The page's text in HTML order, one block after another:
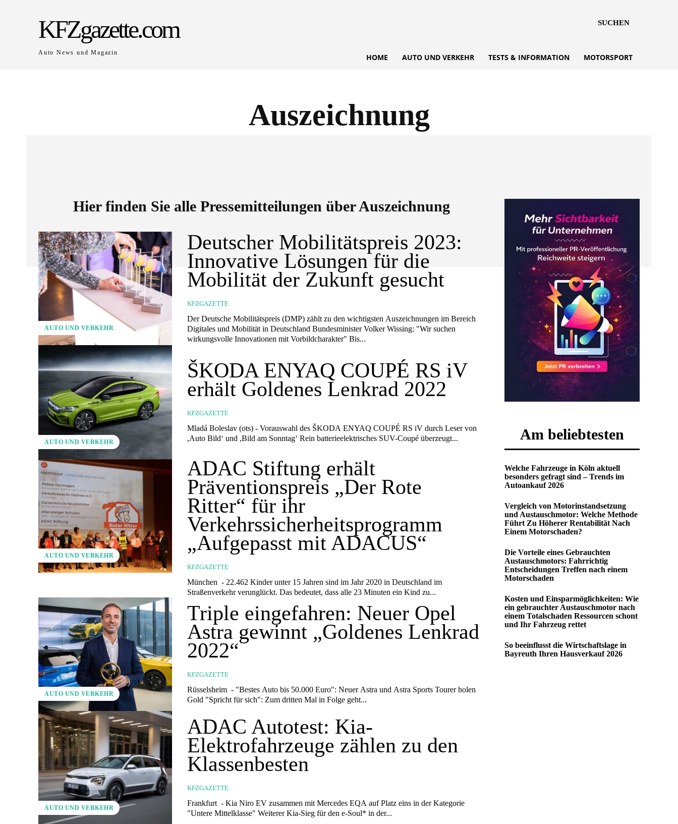
KFZgazette.com
Auto News und Magazin
SUCHEN
HOME AUTO UND VERKEHR TESTS & INFORMATION MOTORSPORT
Auszeichnung
Hier finden Sie alle Pressemitteilungen überAuszeichnung
AUTO UND VERKEHR
Deutscher Mobilitätspreis 2023:
Innovative Lösungen für die
Mobilität der Zukunft gesucht
KFZGAZETTE
Der Deutsche Mobilitätspreis (DMP) zählt zu den wichtigsten Auszeichnungen im Bereich
Digitales und Mobilität in Deutschland Bundesminister Volker Wissing: "Wir suchen
wirkungsvolle Innovationen mit Vorbildcharakter" Bis...
AUTO UND VERKEHR
ŠKODA ENYAQ COUPÉ RS iV
erhält Goldenes Lenkrad 2022
KFZGAZETTE
Mladá Boleslav (ots) - Vorauswahl des ŠKODA ENYAQ COUPÉ RS iV durch Leser von
,Auto Bild‘ und ,Bild am Sonntag‘ Rein batterieelektrisches SUV-Coupé überzeugt...
AUTO UND VERKEHR
ADAC Stiftung erhält
Präventionspreis „Der Rote
Ritter“ für ihr
Verkehrssicherheitsprogramm
„Aufgepasst mit ADACUS“
KFZGAZETTE
München - 22.462 Kinder unter 15 Jahren sind im Jahr 2020 in Deutschland im
Straßenverkehr verunglückt. Das bedeutet, dass alle 23 Minuten ein Kind zu...
AUTO UND VERKEHR
Triple eingefahren: Neuer Opel
Astra gewinnt „Goldenes Lenkrad
2022“
KFZGAZETTE
Rüsselsheim - "Bestes Auto bis 50.000 Euro": Neuer Astra und Astra Sports Tourer holen
Gold "Spricht für sich": Zum dritten Mal in Folge geht...
AUTO UND VERKEHR
ADAC Autotest: Kia-
Elektrofahrzeuge zählen zu den
Klassenbesten
KFZGAZETTE
Frankfurt - Kia Niro EV zusammen mit Mercedes EQA auf Platz eins in der Kategorie
"Untere Mittelklasse" Weiterer Kia-Sieg für den e-Soul* in der...
Am beliebtesten
Welche Fahrzeuge in Köln aktuell
besonders gefragt sind – Trends im
Autoankauf 2026
Vergleich von Motorinstandsetzung
und Austauschmotor: Welche Methode
Führt Zu Höherer Rentabilität Nach
Einem Motorschaden?
Die Vorteile eines Gebrauchten
Austauschmotors: Fahrrichtig
Entscheidungen Treffen nach einem
Motorschaden
Kosten und Einsparmöglichkeiten: Wie
ein gebrauchter Austauschmotor nach
einem Totalschaden Ressourcen schont
und Ihr Fahrzeug rettet
So beeinflusst die Wirtschaftslage in
Bayreuth Ihren Hausverkauf 2026